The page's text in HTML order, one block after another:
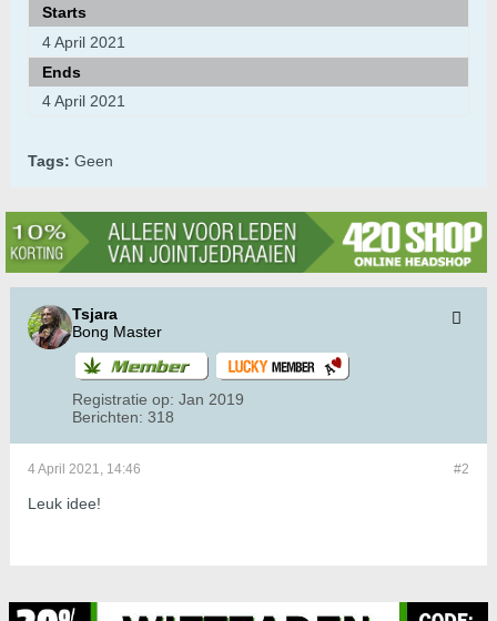
Starts
4 April 2021
Ends
4 April 2021
Tags: Geen
Tsjara
Bong Master
Registratie op: Jan 2019
Berichten: 318
#2
4 April 2021, 14:46
Leuk idee!